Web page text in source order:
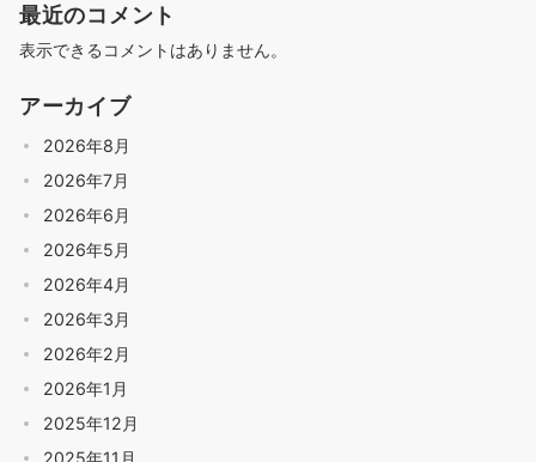
最近のコメント
表示できるコメントはありません。
アーカイブ
2026年8月
2026年7月
2026年6月
2026年5月
2026年4月
2026年3月
2026年2月
2026年1月
2025年12月